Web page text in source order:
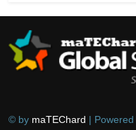
© by maTEChard |